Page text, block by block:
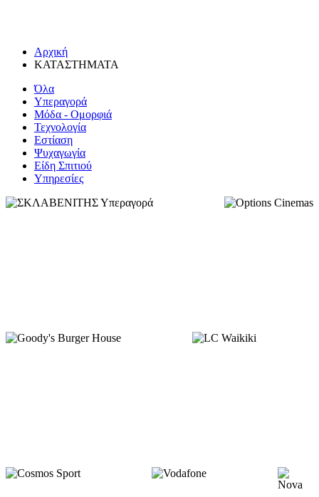
Αρχική
ΚΑΤΑΣΤΗΜΑΤΑ
Όλα
Υπεραγορά
Μόδα - Ομορφιά
Τεχνολογία
Εστίαση
Ψυχαγωγία
Είδη Σπιτιού
Υπηρεσίες